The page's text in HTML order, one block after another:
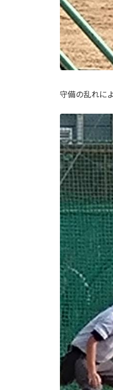
守備の乱れに